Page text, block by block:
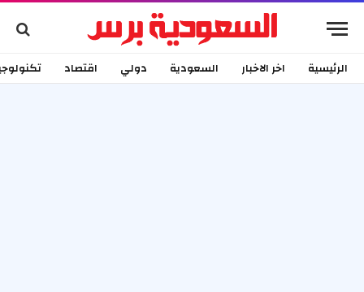
الرئيسية اخر الاخبار السعودية دولي اقتصاد